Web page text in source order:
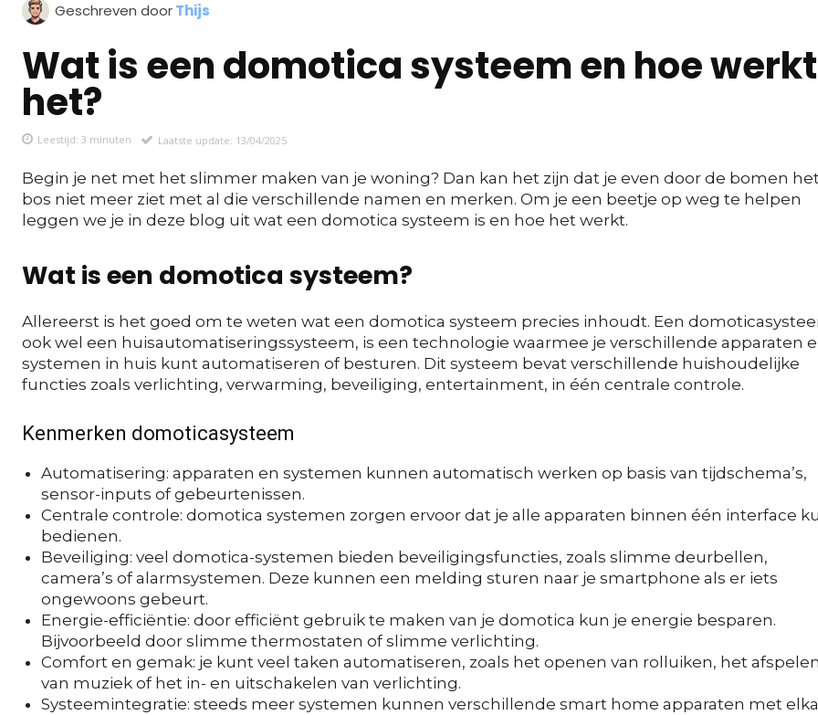
Geschreven doorThijs
Wat is een domotica systeem en hoe werkt
het?
Leestijd: 3 minuten Laatste update: 13/04/2025
Begin je net met het slimmer maken van je woning? Dan kan het zijn dat je even door de bomen
bos niet meer ziet met al die verschillende namen en merken. Om je een beetje op weg te helpen
leggen we je in deze blog uit wat een domotica systeem is en hoe het werkt.
Wat is een domotica systeem?
Allereerst is het goed om te weten wat een domotica systeem precies inhoudt. Een
ook wel een huisautomatiseringssysteem, is een technologie waarmee je verschillende apparaten
systemen in huis kunt automatiseren of besturen. Dit systeem bevat verschillende huishoudelijke
functies zoals verlichting, verwarming, beveiliging, entertainment, in één centrale controle.
Kenmerken domoticasysteem
Automatisering: apparaten en systemen kunnen automatisch werken op basis van tijdschema’s,
sensor-inputs of gebeurtenissen.
Centrale controle: domotica systemen zorgen ervoor dat je alle apparaten binnen één interface
bedienen.
Beveiliging: veel domotica-systemen bieden beveiligingsfuncties, zoals slimme deurbellen,
camera’s of alarmsystemen. Deze kunnen een melding sturen naar je smartphone als er iets
ongewoons gebeurt.
Energie-efficiëntie: door efficiënt gebruik te maken van je domotica kun je energie besparen.
Bijvoorbeeld door slimme thermostaten of slimme verlichting.
Comfort en gemak: je kunt veel taken automatiseren, zoals het openen van rolluiken, het afspelen
van muziek of het in- en uitschakelen van verlichting.
Systeemintegratie: steeds meer systemen kunnen verschillende smart home apparaten met